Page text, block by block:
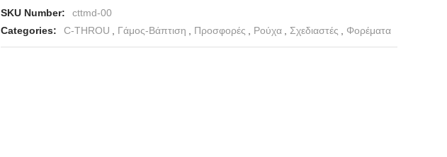
SKU Number:
cttmd-00
Categories:
C-THROU Γάμος-Βάπτιση Προσφορές Ρούχα Σχεδιαστές Φορέματα